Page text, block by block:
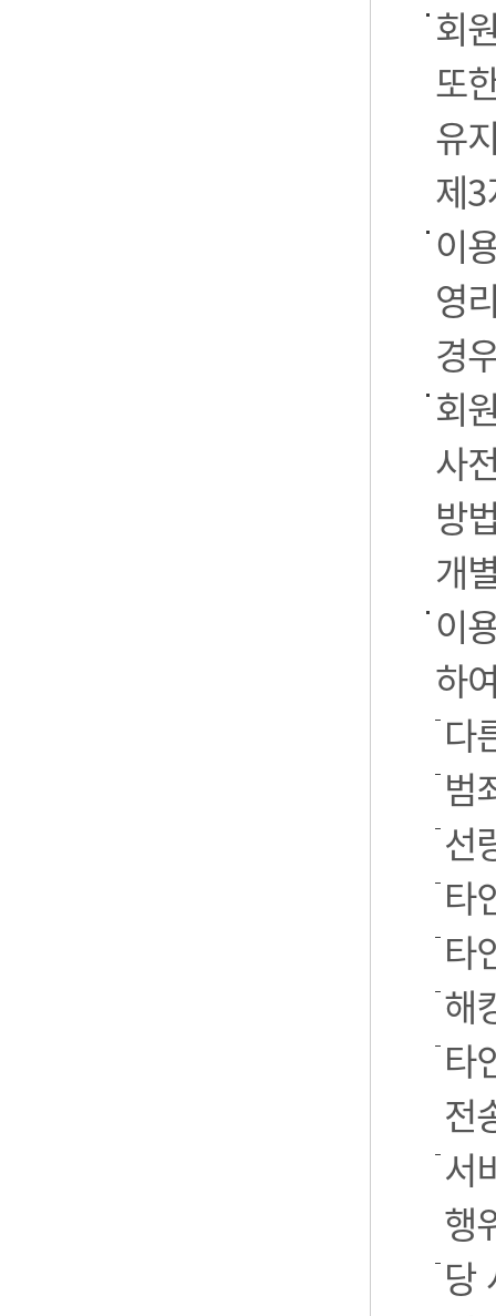
회
또
유
제
이
영
경
회
사
방
개
이
하
다
범
선
타
타
해
타
전
서
행
당